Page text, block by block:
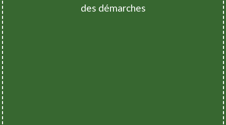
des démarches